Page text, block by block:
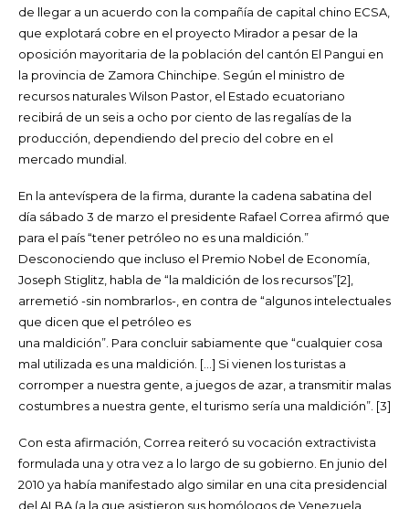
de llegar a un acuerdo con la compañía de capital chino ECSA,
que explotará cobre en el proyecto Mirador a pesar de la
oposición mayoritaria de la población del cantón El Pangui en
la provincia de Zamora Chinchipe. Según el ministro de
recursos naturales Wilson Pastor, el Estado ecuatoriano
recibirá de un seis a ocho por ciento de las regalías de la
producción, dependiendo del precio del cobre en el
mercado mundial.
En la antevíspera de la firma, durante la cadena sabatina del
día sábado 3 de marzo el presidente Rafael Correa afirmó que
para el país “tener petróleo no es una maldición.”
Desconociendo que incluso el Premio Nobel de Economía,
Joseph Stiglitz, habla de “la maldición de los recursos”[2],
arremetió -sin nombrarlos-, en contra de “algunos intelectuales
que dicen que el petróleo es
una maldición”. Para concluir sabiamente que “cualquier cosa
mal utilizada es una maldición. […] Si vienen los turistas a
corromper a nuestra gente, a juegos de azar, a transmitir malas
costumbres a nuestra gente, el turismo sería una maldición”. [3]
Con esta afirmación, Correa reiteró su vocación extractivista
formulada una y otra vez a lo largo de su gobierno. En junio del
2010 ya había manifestado algo similar en una cita presidencial
del ALBA (a la que asistieron sus homólogos de Venezuela,